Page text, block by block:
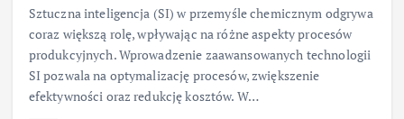
Sztuczna inteligencja (SI) w przemyśle chemicznym odgrywa
coraz większą rolę, wpływając na różne aspekty procesów
produkcyjnych. Wprowadzenie zaawansowanych technologii
SI pozwala na optymalizację procesów, zwiększenie
efektywności oraz redukcję kosztów. W…